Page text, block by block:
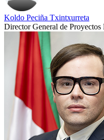
Koldo Peciña Txintxurreta
Director General de Proyectos